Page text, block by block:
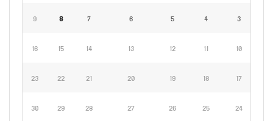
3
4
5
6
7
8
9
10
11
12
13
14
15
16
17
18
19
20
21
22
23
24
25
26
27
28
29
30